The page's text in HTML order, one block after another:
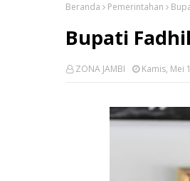
Beranda Pemerintahan
Bupati
ZONA JAMBI Kamis, Mei